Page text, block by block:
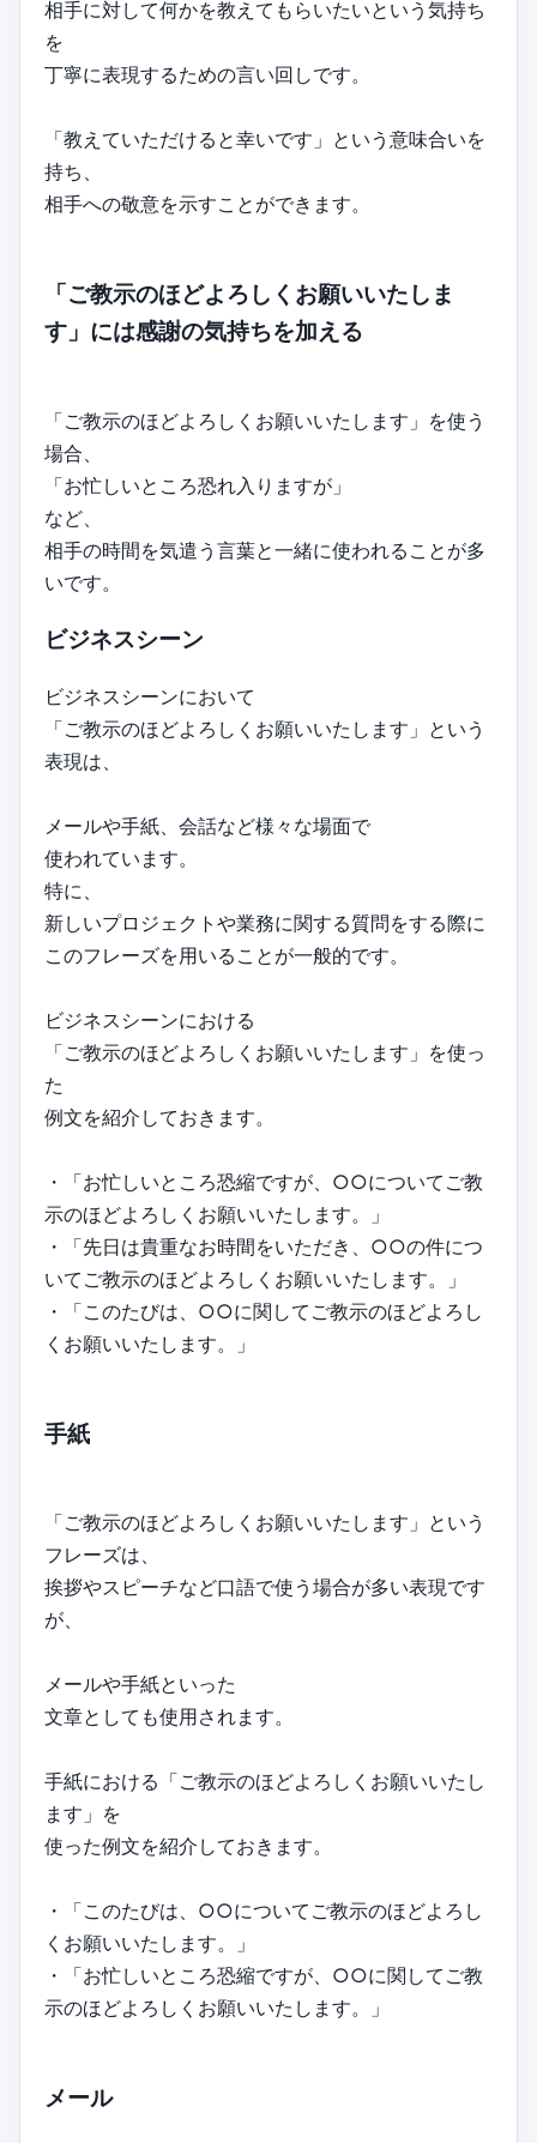
相手に対して何かを教えてもらいたいという気持ち
を
丁寧に表現するための言い回しです。
「教えていただけると幸いです」という意味合いを
持ち、
相手への敬意を示すことができます。
「ご教示のほどよろしくお願いいたしま
す」には感謝の気持ちを加える
「ご教示のほどよろしくお願いいたします」を使う
場合、
「お忙しいところ恐れ入りますが」
など、
相手の時間を気遣う言葉と一緒に使われることが多
いです。
ビジネスシーン
ビジネスシーンにおいて
「ご教示のほどよろしくお願いいたします」という
表現は、
メールや手紙、会話など様々な場面で
使われています。
特に、
新しいプロジェクトや業務に関する質問をする際に
このフレーズを用いることが一般的です。
ビジネスシーンにおける
「ご教示のほどよろしくお願いいたします」を使っ
た
例文を紹介しておきます。
・「お忙しいところ恐縮ですが、○○についてご教
示のほどよろしくお願いいたします。」
・「先日は貴重なお時間をいただき、○○の件につ
いてご教示のほどよろしくお願いいたします。」
・「このたびは、○○に関してご教示のほどよろし
くお願いいたします。」
手紙
「ご教示のほどよろしくお願いいたします」という
フレーズは、
挨拶やスピーチなど口語で使う場合が多い表現です
が、
メールや手紙といった
文章としても使用されます。
手紙における「ご教示のほどよろしくお願いいたし
ます」を
使った例文を紹介しておきます。
・「このたびは、○○についてご教示のほどよろし
くお願いいたします。」
・「お忙しいところ恐縮ですが、○○に関してご教
示のほどよろしくお願いいたします。」
メール